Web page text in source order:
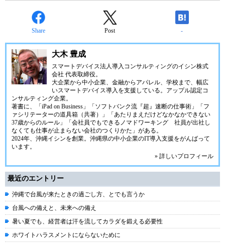
Share Post -
大木 豊成
スマートデバイス法人導入コンサルティングのイシン株式
会社 代表取締役。
大企業から中小企業、金融からアパレル、学校まで、幅広
いスマートデバイス導入を支援している。アップル認定コ
ンサルティング企業。
著書に、「iPad on Business」「ソフトバンク流『超』速断の仕事術」「フ
ァシリテーターの道具箱（共著）」「あたりまえだけどなかなかできない
37歳からのルール」「会社員でもできるノマドワーキング 社員が出社し
なくても仕事が止まらない会社のつくりかた」がある。
2024年、 沖縄イシンを創業。沖縄県の中小企業のIT導入支援をがんばって
います。
» 詳しいプロフィール
最近のエントリー
沖縄で台風が来たときの過ごし方、とでも言うか
台風への備えと、未来への備え
暑い夏でも、経営者は汗を流してカラダを鍛える必要性
ホワイトハラスメントにならないために